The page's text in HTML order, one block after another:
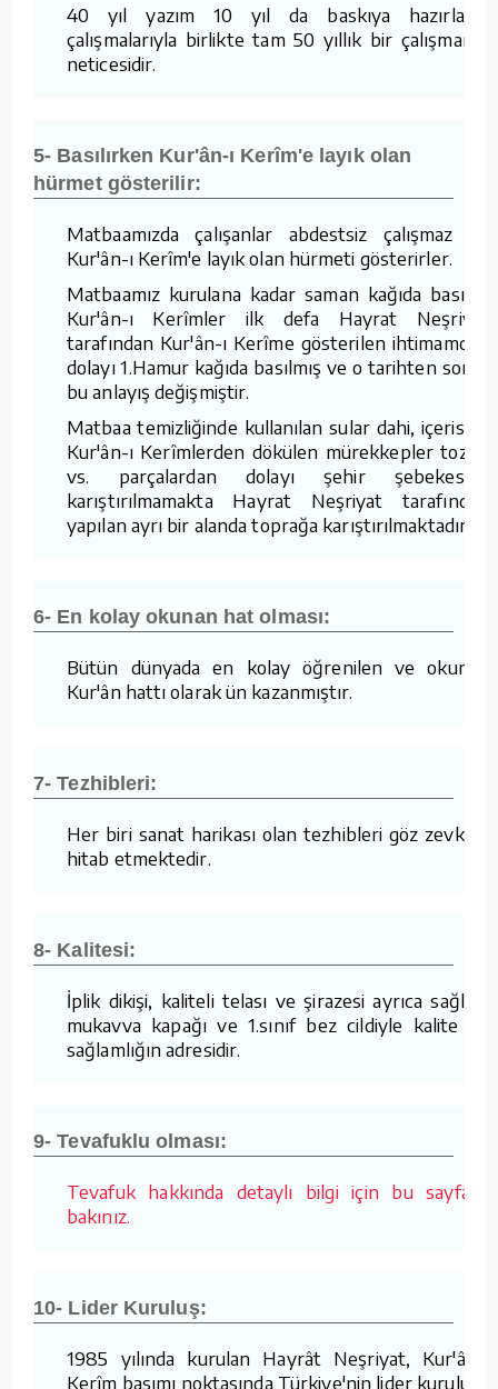
40 yıl yazım 10 yıl da baskıya hazırlama
çalışmalarıyla birlikte tam 50 yıllık bir çalışmanın
neticesidir.
5- Basılırken Kur'ân-ı Kerîm'e layık olan
hürmet gösterilir:
Matbaamızda çalışanlar abdestsiz çalışmaz ve
Kur'ân-ı Kerîm'e layık olan hürmeti gösterirler.
Matbaamız kurulana kadar saman kağıda basılan
Kur'ân-ı Kerîmler ilk defa Hayrat Neşriyat
tarafından Kur'ân-ı Kerîme gösterilen ihtimamdan
dolayı 1.Hamur kağıda basılmış ve o tarihten sonra
bu anlayış değişmiştir.
Matbaa temizliğinde kullanılan sular dahi, içerisine
Kur'ân-ı Kerîmlerden dökülen mürekkepler tozlar
vs. parçalardan dolayı şehir şebekesine
karıştırılmamakta Hayrat Neşriyat tarafından
yapılan ayrı bir alanda toprağa karıştırılmaktadır.
6- En kolay okunan hat olması:
Bütün dünyada en kolay öğrenilen ve okunan
Kur'ân hattı olarak ün kazanmıştır.
7- Tezhibleri:
Her biri sanat harikası olan tezhibleri göz zevkine
hitab etmektedir.
8- Kalitesi:
İplik dikişi, kaliteli telası ve şirazesi ayrıca sağlam
mukavva kapağı ve 1.sınıf bez cildiyle kalite ve
sağlamlığın adresidir.
9- Tevafuklu olması:
Tevafuk hakkında detaylı bilgi için bu sayfaya
bakınız.
10- Lider Kuruluş:
1985 yılında kurulan Hayrât Neşriyat, Kur'ân-ı
Kerîm basımı noktasında Türkiye'nin lider kuruluşu